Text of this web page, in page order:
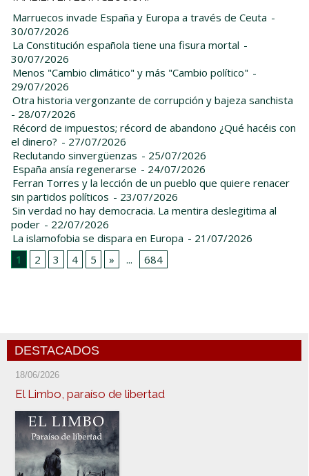
Marruecos invade España y Europa a través de Ceuta -
30/07/2026
La Constitución española tiene una fisura mortal -
30/07/2026
Menos "Cambio climático" y más "Cambio político" -
29/07/2026
Otra historia vergonzante de corrupción y bajeza sanchista
- 28/07/2026
Récord de impuestos; récord de abandono ¿Qué hacéis con
el dinero? - 27/07/2026
Reclutando sinvergüenzas - 25/07/2026
España ansía regenerarse - 24/07/2026
Ferran Torres y la lección de un pueblo que quiere renacer
sin partidos políticos - 23/07/2026
Sin verdad no hay democracia. La mentira deslegitima al
poder - 22/07/2026
La islamofobia se dispara en Europa - 21/07/2026
1
2 3 4 5 » ... 684
DESTACADOS
18/06/2026
El Limbo, paraíso de libertad